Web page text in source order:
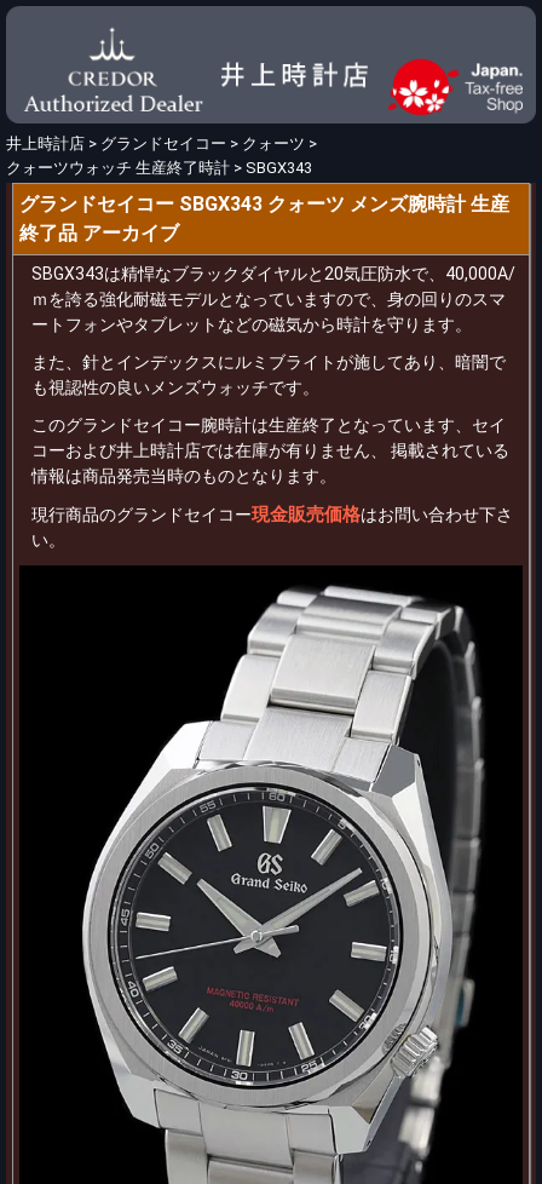
井上時計店 > グランドセイコー > クォーツ >
クォーツウォッチ 生産終了時計 > SBGX343
グランドセイコー SBGX343 クォーツ メンズ腕時計 生産
終了品 アーカイブ
SBGX343は精悍なブラックダイヤルと20気圧防水で、40,000A/
ｍを誇る強化耐磁モデルとなっていますので、身の回りのスマ
ートフォンやタブレットなどの磁気から時計を守ります。
また、針とインデックスにルミブライトが施してあり、暗闇で
も視認性の良いメンズウォッチです。
このグランドセイコー腕時計は生産終了となっています、セイ
コーおよび井上時計店では在庫が有りません、 掲載されている
情報は商品発売当時のものとなります。
現行商品のグランドセイコー現金販売価格はお問い合わせ下さ
い。